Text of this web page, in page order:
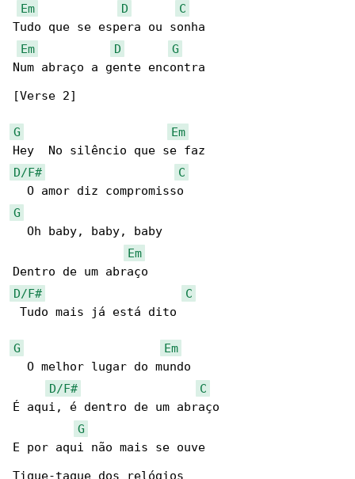
Em
D
C
Tudo que se espera ou sonha
Em
D
G
Num abraço a gente encontra
[Verse 2]
G
Em
D/F#
C
G
  Oh baby, baby, baby
Em
D/F#
C
Tudo mais já está dito
G
Em
  O melhor lugar do mundo
D/F#
C
É aqui, é dentro de um abraço
G
E por aqui não mais se ouve